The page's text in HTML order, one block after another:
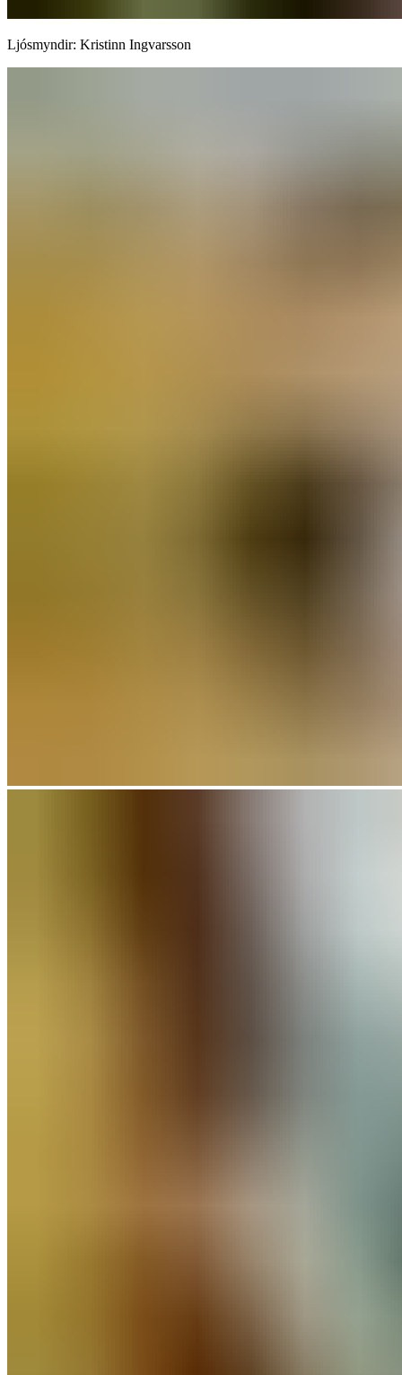
Ljósmyndir: Kristinn Ingvarsson​​​​‌ ‍ ​‍​‍‌‍ ‌ ​‍‌‍‍‌‌‍‌ ‌‍‍‌‌‍ ‍​‍​‍​ ‍‍​‍​‍‌ ​ ‌‍​‌‌‍ ‍‌‍‍‌‌ ‌​‌ ‍‌​‍ ‍‌‍‍‌‌‍ ​‍​‍​‍ ​​‍​‍‌‍‍​‌ ​‍‌‍‌‌‌‍‌‍​‍​‍​ ‍‍​‍​‍‌‍‍​‌ ‌​‌ ‌​‌ ​​‌ ​ ​‍ ​‍ ‌‍‌‍‌‍ ‌ ​‍‌ ​ ‌‍‌‌‌ ‌​‌‍‍‌​‍ ‌‌‍‍‌‌ ​ ‌‍ ​‌‍​‌‌‍ ‍‌‍‌​‌ ​ ​‍ ‍‌ ‌‍‌‍‌‌‌ ​‍‌‍​ ‌‍‌‌‌‍ ​​‍ ‍‌‍​‌‌ ​​‌ ​​​‍ ‌ ​ ‌ ‌​‌ ‌‌‌‍‌​‌‍‍‌‌‍ ​‍ ‌‍‍‌‌‍ ‍‌ ‌​‌‍‌‌‌‍ ‍‌ ‌​​‍ ‌‍‌‌‌‍‌​‌‍‍‌‌ ‌​​‍ ‌‍ ‌‌‍ ‌‍‌​‌‍‌‌​ ‌‌ ​​‌ ​‍‌‍‌‌‌ ​ ‌‍‌‌‌‍ ‍‌ ‌​‌‍​‌‌ ‌​‌‍‍‌‌‍ ‌‍ ‍​ ‍ ‌‍‍‌‌‍‌​​ ‌‌ ​ ‌​‍‌‌​‌​‌‍‍​‌​​‌‌‍‌​‌‍​ ​ ‌‌‌‌‌​‌​​ ‌‌‍​‌‌​ ‌‌‌‌‌​‍‌​ ‌​‌​ ‌​ ​ ‌‌​ ‌‌‌‌‌ ‍‌‌​‍ ‌‍‌‍​ ‍ ‌ ‌​‌ ‍‌‌ ​​‌‍‌‌​ ‌‌‍ ‍‌‍‌‌‌ ‌ ‌ ​ ​ ‍ ‌ ​​‌‍​‌‌ ‌​‌‍‍​​ ‌‌ ​​‌‍​‌‌‍‌ ‌‍‌‌‌​​‍‌ ‌‌‌‍‍‌‌‍ ​‌‍‌​‌‍‌‌‌ ​‍​‍‌‌​ ‌‌‌​​‍‌‌ ‌‍‍ ‌‍‌‌‌ ‍‌​‍‌‌​ ​ ‌​‌​​‍‌‌​ ​ ‌​‌​​‍‌‌​ ​‍​ ​‍​ ‍‌‌‍‌‍‌‍‌‍​ ​‍​ ‍‌​ ‍​​ ‌‍‌‍​ ​‍ ‌‌‍‌‍‌‍​ ​ ‌‌‌‍‌‍​‍ ‌​ ‌​​ ‌​​ ‌ ​ ‍​​‍ ‌‌‍​‍​ ‍​​ ‍‌​ ‌ ​‍ ‌​ ​‍​ ‌​​ ‌‍‌‍‌‍‌‍​ ‌‍‌‍‌‍‌‌‌‍‌​​ ‍‌​ ‌ ​ ​‌​ ​ ​‍‌‌​ ​‍​ ​‍​‍‌‌​ ‌‌‌​‌​​‍ ‍‌‍‍‌‌‍ ‌‌‍​‌‌‍‌ ‌‍‌‌‌ ​ ​‍‌‌​ ‌‌‌​​‍‌‌ ‌‍‍ ‌‍‌‌‌ ‍‌​‍‌‌​ ​ ‌​‌​​‍‌‌​ ​ ‌​‌​​‍‌‌​ ​‍​ ​‍​ ‍​​ ​‌​ ​​​ ​​​ ‌‍‌‍‌‍‌‍‌‌​ ‍​​‍ ‌‌‍​‍‌‍​‌‌‍‌‌​ ‍​​‍ ‌​ ‌​​ ‌‌‌‍​ ​ ‌‍​‍ ‌‌‍​‍​ ​​‌‍​‌‌‍‌‌​‍ ‌‌‍‌​‌‍‌‌‌‍​‌​ ‌ ​ ‌ ​ ‌​​ ‌‍​ ‌‍​ ​‌​ ​​‌‍‌‌‌‍​‍​‍‌‌​ ​‍​ ​‍​‍‌‌​ ‌‌‌​‌​​‍ ‍‌‍​ ‌‍​‌‌ ​​‌ ‌​‌‍‍‌‌‍ ‌‍ ‍​ ‌‍​‍‌‍​‌‌ ​ ‌‍‌‌‌‌‌‌‌ ​‍‌‍ ​​ ‌‌‍‍​‌ ‌​‌ ‌​‌ ​​‌ ​ ​‍‌‌​ ​‍‌​‌‍​‍‌‌​ ​‍‌​‌‍‌‍‌‍‌‍ ‌ ​‍‌ ​ ‌‍‌‌‌ ‌​‌‍‍‌​‍ ‌‌‍‍‌‌ ​ ‌‍ ​‌‍​‌‌‍ ‍‌‍‌​‌ ​ ​‍ ‍‌ ‌‍‌‍‌‌‌ ​‍‌‍​ ‌‍‌‌‌‍ ​​‍ ‍‌‍​‌‌ ​​‌ ​​​‍‌‌​ ​‍‌​‌‍‌ ​ ‌ ‌​‌ ‌‌‌‍‌​‌‍‍‌‌‍ ​‍‌‍‌‍‍‌‌‍‌​​ ‌‌ ​ ‌​‍‌‌​‌​‌‍‍​‌​​‌‌‍‌​‌‍​ ​ ‌‌‌‌‌​‌​​ ‌‌‍​‌‌​ ‌‌‌‌‌​‍‌​ ‌​‌​ ‌​ ​ ‌‌​ ‌‌‌‌‌ ‍‌‌​‍ ‌‍‌‍​‍‌‍‌ ‌​‌ ‍‌‌ ​​‌‍‌‌​ ‌‌‍ ‍‌‍‌‌‌ ‌ ‌ ​ ​‍‌‍‌ ​​‌‍​‌‌ ‌​‌‍‍​​ ‌‌ ​​‌‍​‌‌‍‌ ‌‍‌‌‌​​‍‌ ‌‌‌‍‍‌‌‍ ​‌‍‌​‌‍‌‌‌ ​‍​‍‌‌​ ‌‌‌​​‍‌‌ ‌‍‍ ‌‍‌‌‌ ‍‌​‍‌‌​ ​ ‌​‌​​‍‌‌​ ​ ‌​‌​​‍‌‌​ ​‍​ ​‍​ ‍‌‌‍‌‍‌‍‌‍​ ​‍​ ‍‌​ ‍​​ ‌‍‌‍​ ​‍ ‌‌‍‌‍‌‍​ ​ ‌‌‌‍‌‍​‍ ‌​ ‌​​ ‌​​ ‌ ​ ‍​​‍ ‌‌‍​‍​ ‍​​ ‍‌​ ‌ ​‍ ‌​ ​‍​ ‌​​ ‌‍‌‍‌‍‌‍​ ‌‍‌‍‌‍‌‌‌‍‌​​ ‍‌​ ‌ ​ ​‌​ ​ ​‍‌‌​ ​‍​ ​‍​‍‌‌​ ‌‌‌​‌​​‍ ‍‌‍‍‌‌‍ ‌‌‍​‌‌‍‌ ‌‍‌‌‌ ​ ​‍‌‌​ ‌‌‌​​‍‌‌ ‌‍‍ ‌‍‌‌‌ ‍‌​‍‌‌​ ​ ‌​‌​​‍‌‌​ ​ ‌​‌​​‍‌‌​ ​‍​ ​‍​ ‍​​ ​‌​ ​​​ ​​​ ‌‍‌‍‌‍‌‍‌‌​ ‍​​‍ ‌‌‍​‍‌‍​‌‌‍‌‌​ ‍​​‍ ‌​ ‌​​ ‌‌‌‍​ ​ ‌‍​‍ ‌‌‍​‍​ ​​‌‍​‌‌‍‌‌​‍ ‌‌‍‌​‌‍‌‌‌‍​‌​ ‌ ​ ‌ ​ ‌​​ ‌‍​ ‌‍​ ​‌​ ​​‌‍‌‌‌‍​‍​‍‌‌​ ​‍​ ​‍​‍‌‌​ ‌‌‌​‌​​‍ ‍‌‍​ ‌‍​‌‌ ​​‌ ‌​‌‍‍‌‌‍ ‌‍ ‍​‍‌‍‌ ​​‌‍‌‌‌ ​‍‌ ​ ‌ ​​‌‍‌‌‌‍​ ‌ ‌​‌‍‍‌‌ ‌‍‌‍‌‌​ ‌‌ ​​‌ ‌‌‌‍​‍‌‍ ​‌‍‍‌‌ ​ ‌‍‍​‌‍‌‌‌‍‌​​‍​‍‌ ‌